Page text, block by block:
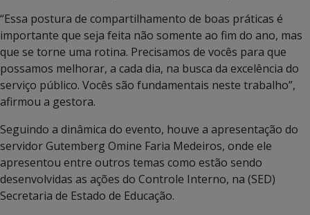
“Essa postura de compartilhamento de boas práticas é
importante que seja feita não somente ao fim do ano, mas
que se torne uma rotina. Precisamos de vocês para que
possamos melhorar, a cada dia, na busca da excelência do
serviço público. Vocês são fundamentais neste trabalho”,
afirmou a gestora.
Seguindo a dinâmica do evento, houve a apresentação do
servidor Gutemberg Omine Faria Medeiros, onde ele
apresentou entre outros temas como estão sendo
desenvolvidas as ações do Controle Interno, na (SED)
Secretaria de Estado de Educação.